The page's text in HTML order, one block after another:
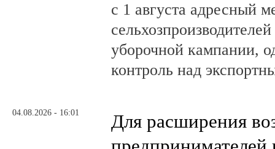
с 1 августа адресный
уборочной кампании,
контроль над
04.08.2026 - 16:01
Для расширения